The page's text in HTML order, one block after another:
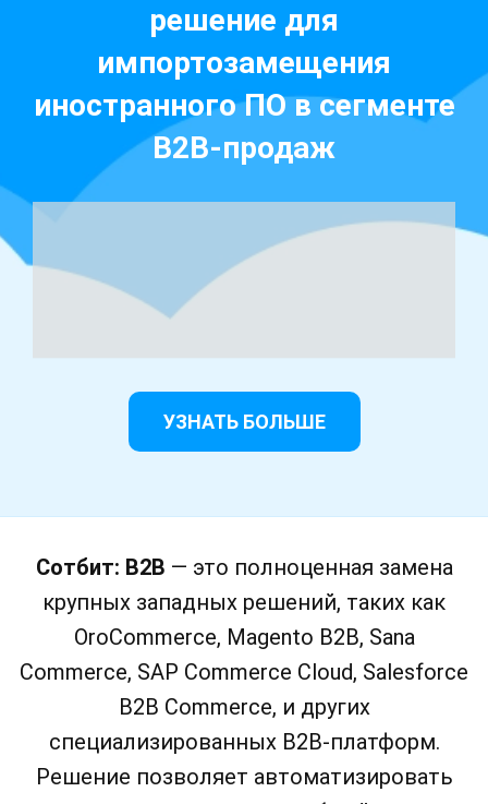
решение для
импортозамещения
иностранного ПО в сегменте
B2B-продаж
УЗНАТЬ БОЛЬШЕ
Сотбит: B2B — это полноценная замена
крупных западных решений, таких как
OroCommerce, Magento B2B, Sana
Commerce, SAP Commerce Cloud, Salesforce
B2B Commerce, и других
специализированных B2B-платформ.
Решение позволяет автоматизировать